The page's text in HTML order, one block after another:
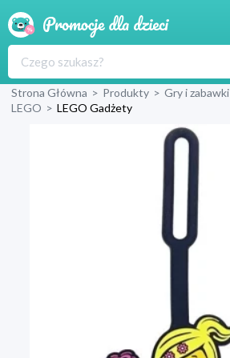
Produkty
Sklepy
Blog
Wyprawka
Strona Główna > Produkty > Gry i zabawki
LEGO > LEGO Gadżety